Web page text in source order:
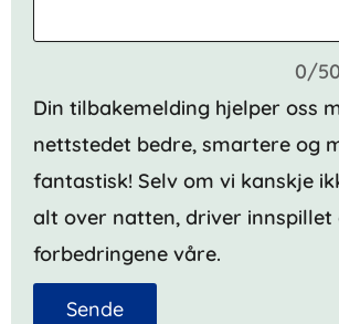
0/
Din tilbakemelding hjelper oss
nettstedet bedre, smartere og
fantastisk! Selv om vi kanskje
alt over natten, driver innspillet
forbedringene våre.
Sende